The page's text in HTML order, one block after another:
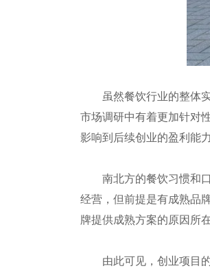
虽然餐饮行业的整体实
市场调研中有着更加针对
影响到后续创业的盈利能
南北方的餐饮习惯和口
经营，但前提是有成熟品
牌提供成熟方案的原因所
由此可见，创业项目的